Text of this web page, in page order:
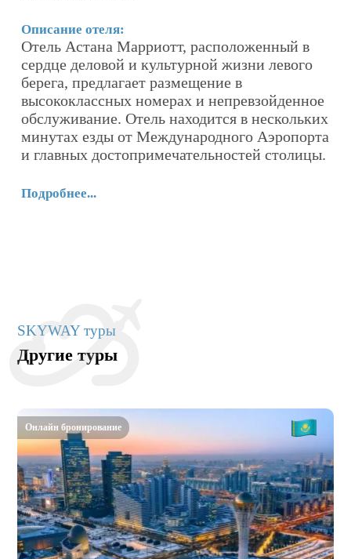
Описание отеля:
Отель Астана Марриотт, расположенный в
сердце деловой и культурной жизни левого
берега, предлагает размещение в
высококлассных номерах и непревзойденное
обслуживание. Отель находится в нескольких
минутах езды от Международного Аэропорта
и главных достопримечательностей столицы.
Подробнее...
SKYWAY туры
Другие туры
Онлайн бронирование